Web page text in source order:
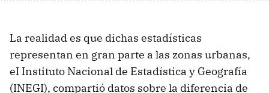
La realidad es que dichas estadísticas
representan en gran parte a las zonas urbanas,
eI Instituto Nacional de Estadística y Geografía
(INEGI), compartió datos sobre la diferencia de